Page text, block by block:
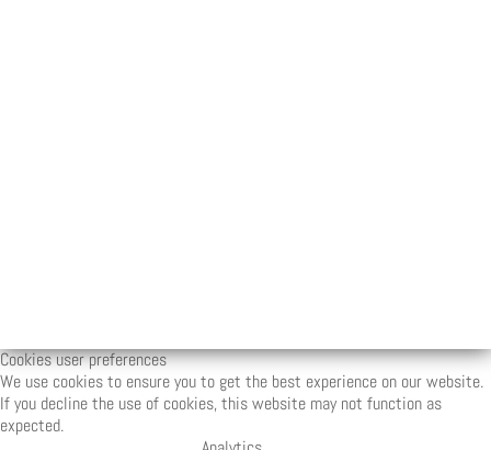
Cookies user preferences
We use cookies to ensure you to get the best experience on our website.
If you decline the use of cookies, this website may not function as
expected.